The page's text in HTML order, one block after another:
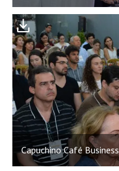
;
Capuchino Café Business